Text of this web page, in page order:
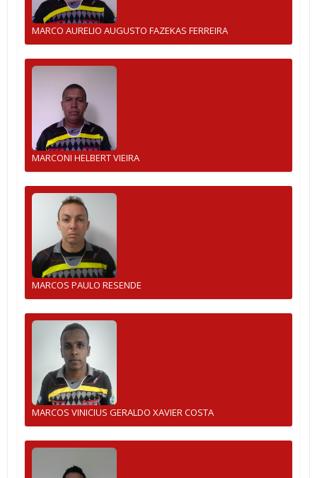
MARCO AURELIO AUGUSTO FAZEKAS FERREIRA
MARCONI HELBERT VIEIRA
MARCOS PAULO RESENDE
MARCOS VINICIUS GERALDO XAVIER COSTA